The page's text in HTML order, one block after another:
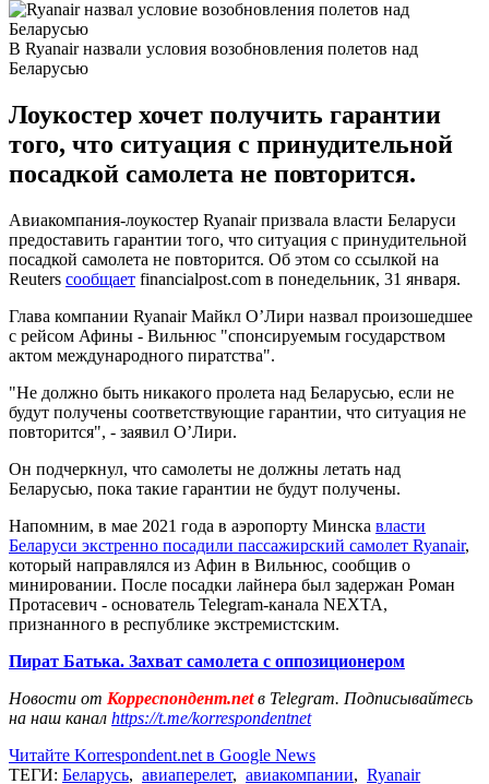
В Ryanair назвали условия возобновления полетов над
Беларусью
Лоукостер хочет получить гарантии
того, что ситуация с принудительной
посадкой самолета не повторится.
Авиакомпания-лоукостер Ryanair призвала власти Беларуси
предоставить гарантии того, что ситуация с принудительной
посадкой самолета не повторится. Об этом со ссылкой на
Reuters сообщает financialpost.com в понедельник, 31 января.
Глава компании Ryanair Майкл О’Лири назвал произошедшее
с рейсом Афины - Вильнюс "спонсируемым государством
актом международного пиратства".
"Не должно быть никакого пролета над Беларусью, если не
будут получены соответствующие гарантии, что ситуация не
повторится", - заявил О’Лири.
Он подчеркнул, что самолеты не должны летать над
Беларусью, пока такие гарантии не будут получены.
Напомним, в мае 2021 года в аэропорту Минска власти
Беларуси экстренно посадили пассажирский самолет Ryanair,
который направлялся из Афин в Вильнюс, сообщив о
минировании. После посадки лайнера был задержан Роман
Протасевич - основатель Telegram-канала NEXTA,
признанного в республике экстремистским.
Пират Батька. Захват самолета с оппозиционером
Новости от Корреспондент.netв Telegram. Подписывайтесь
на наш канал https://t.me/korrespondentnet
Читайте Korrespondent.net в Google News
ТЕГИ: Беларусь, авиаперелет, авиакомпании, Ryanair